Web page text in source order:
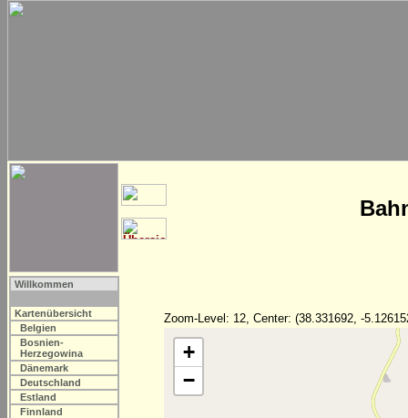
Willkommen
Kartenübersicht
Belgien
Bosnien-
Herzegowina
Dänemark
Deutschland
Estland
Finnland
Zoom-Level: 12, Center: (38.331692, -
+
−